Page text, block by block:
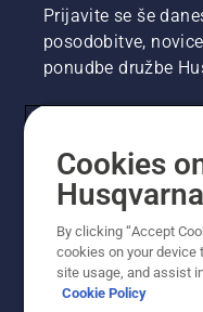
Prijavite se še
posodobitve,
ponudbe družbe
Cookies
By clicking “Accept
cookies on your device
site usage, and assist
Cookie Policy